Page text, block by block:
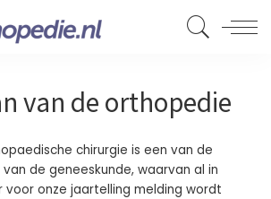
van de orthopedie
chirurgie is een van de
de geneeskunde, waarvan al in
onze jaartelling melding wordt